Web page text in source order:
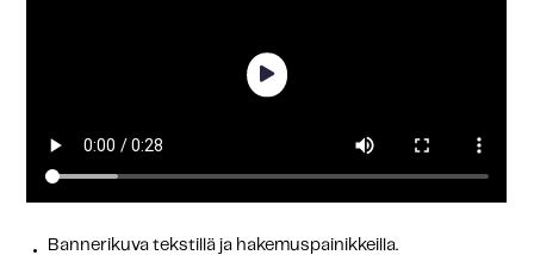
Bannerikuva tekstillä ja hakemuspainikkeilla.